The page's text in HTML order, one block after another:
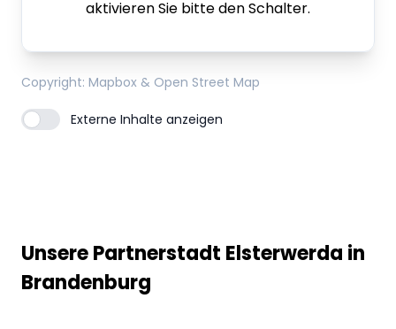
aktivieren Sie bitte den Schalter.
Copyright: Mapbox & Open Street Map
Externe Inhalte anzeigen
Unsere Partnerstadt Elsterwerda in
Brandenburg